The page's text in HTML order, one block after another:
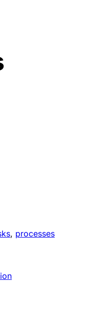
, processes